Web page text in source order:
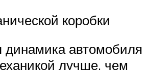
коробки
динамика автомобиля
лучше, чем